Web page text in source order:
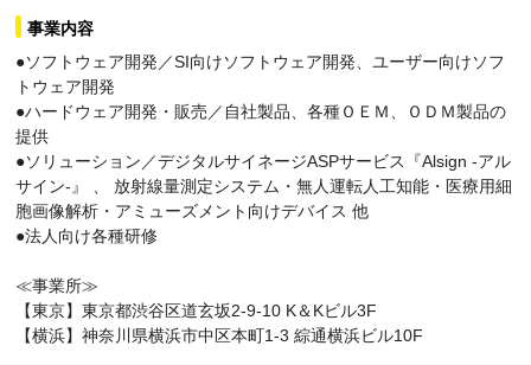
事業内容
●ソフトウェア開発／SI向けソフトウェア開発、ユーザー向けソフ
トウェア開発
●ハードウェア開発・販売／自社製品、各種ＯＥＭ、ＯＤＭ製品の
提供
●ソリューション／デジタルサイネージASPサービス『Alsign -アル
サイン-』 、 放射線量測定システム・無人運転人工知能・医療用細
胞画像解析・アミューズメント向けデバイス 他
●法人向け各種研修
≪事業所≫
【東京】東京都渋谷区道玄坂2-9-10 K＆Kビル3F
【横浜】神奈川県横浜市中区本町1-3 綜通横浜ビル10F